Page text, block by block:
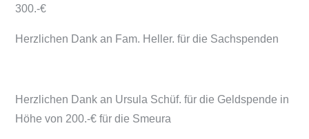
300.-€
Herzlichen Dank an Fam. Heller. für die Sachspenden
Herzlichen Dank an Ursula Schüf. für die Geldspende in
Höhe von 200.-€ für die Smeura